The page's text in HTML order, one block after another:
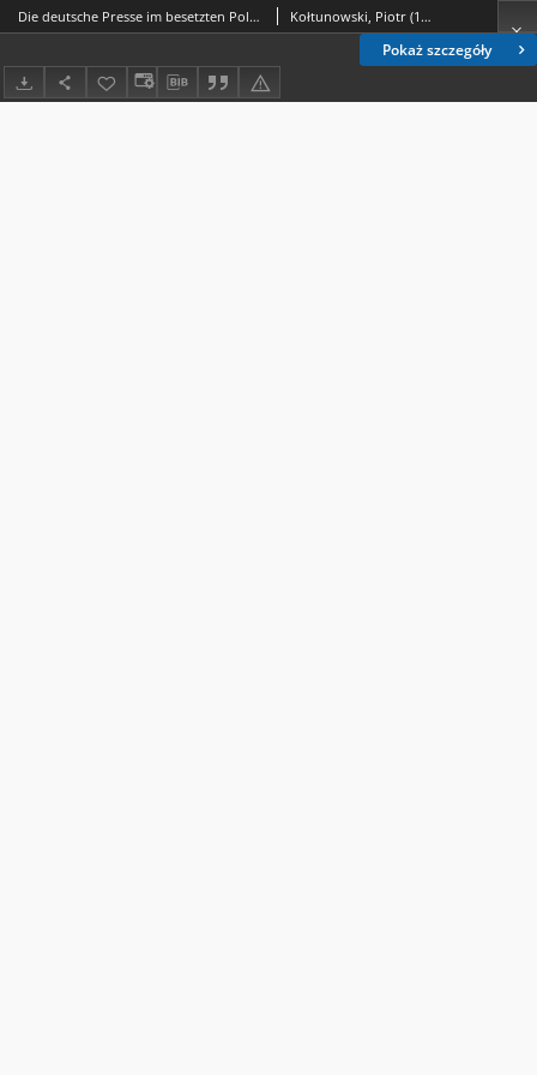
Pokaż szczegóły
Die deutsche Presse im besetzten Polen 1939-1945. Die Hitlerpropaganda gegenüber dem Generalgouvernement Kołtunowski, Piotr (1948- )